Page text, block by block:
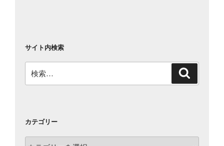
サイト内検索
索:
カテゴリー